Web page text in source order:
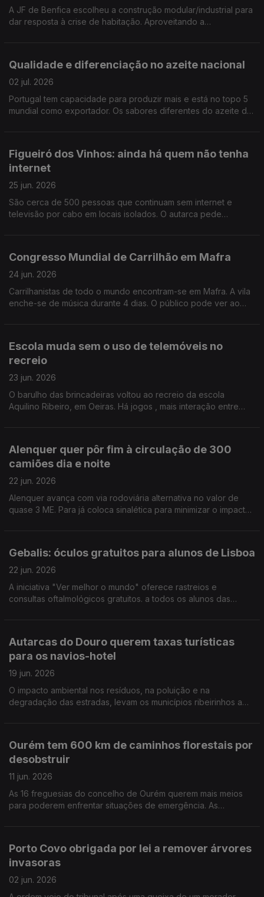
A JF de Benfica escolheu a construção modular/industrial para
dar resposta à crise de habitação. Aproveitando a
Qualidade e diferenciação no azeite nacional
02 jul. 2026
Portugal tem capacidade para produzir mais e está no topo 5
mundial como exportador. Os sabores diferentes do azeite de
Figueiró dos Vinhos: ainda há quem não tenha
internet
25 jun. 2026
São cerca de 500 pessoas que continuam sem internet e
televisão por cabo em locais isolados. O autarca pede
Congresso Mundial de Carrilhão em Mafra
24 jun. 2026
Carrilhanistas de todo o mundo encontram-se em Mafra. A vila
enche-se de música durante 4 dias. O público pode ver ao
Escola muda sem o uso de telemóveis no
recreio
23 jun. 2026
O barulho das brincadeiras voltou ao recreio da escola
Aquilino Ribeiro, em Oeiras. Há jogos , mais interação entre
Alenquer quer pôr fim à circulação de 300
camiões dia e noite
22 jun. 2026
Alenquer avança com via rodoviária alternativa no valor de
quase 3 ME. Para já coloca sinalética para minimizar o impacto
Gebalis: óculos gratuitos para alunos de Lisboa
22 jun. 2026
A iniciativa "Ver melhor o mundo" oferece rastreios e
consultas oftalmológicos gratuitos. a todos os alunos das
Autarcas do Douro querem taxas turísticas
para os navios-hotel
19 jun. 2026
O impacto ambiental nos resíduos, na poluição e na
degradação das estradas, levam os municípios ribeirinhos a
Ourém tem 600 km de caminhos florestais por
desobstruir
11 jun. 2026
As 16 freguesias do concelho de Ourém querem mais meios
para poderem enfrentar situações de emergência. As
Porto Covo obrigada por lei a remover árvores
invasoras
02 jun. 2026